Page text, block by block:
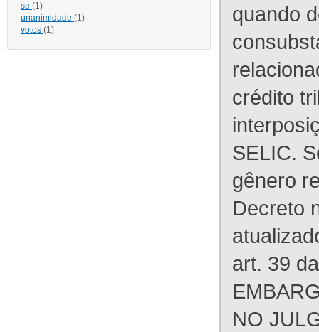
se (1)
unanimidade (1)
votos (1)
quando
crédito
SELIC.
gênero
Decreto
art. 39
NO